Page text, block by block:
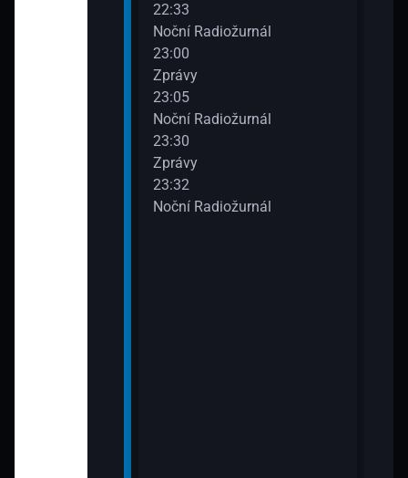
22:33
Noční Radiožurnál
23:00
Zprávy
23:05
Noční Radiožurnál
23:30
Zprávy
23:32
Noční Radiožurnál